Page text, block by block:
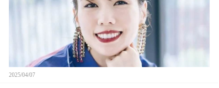
2025/04/07